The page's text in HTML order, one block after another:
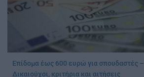
Επίδομα έως 600 ευρώ για σπουδαστές –
Δικαιούχοι, κριτήρια και αιτήσεις